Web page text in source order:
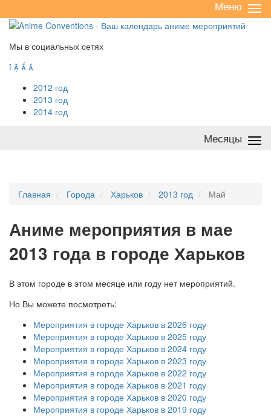
/
Меню
Мы в социальных сетях
   
2012 год
2013 год
2014 год
Месяцы
Главная Города Харьков 2013 год Май
Аниме мероприятия в мае
2013 года в городе Харьков
В этом городе в этом месяце или году нет мероприятий.
Но Вы можете посмотреть:
Мероприятия в городе Харьков в 2026 году
Мероприятия в городе Харьков в 2025 году
Мероприятия в городе Харьков в 2024 году
Мероприятия в городе Харьков в 2023 году
Мероприятия в городе Харьков в 2022 году
Мероприятия в городе Харьков в 2021 году
Мероприятия в городе Харьков в 2020 году
Мероприятия в городе Харьков в 2019 году